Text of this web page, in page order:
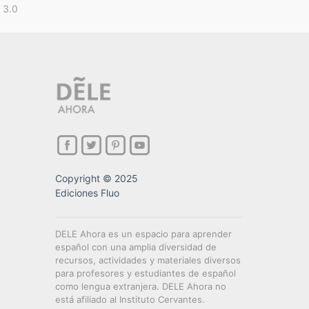
3.0
Copyright © 2025
Ediciones Fluo
DELE Ahora es un espacio para aprender
español con una amplia diversidad de
recursos, actividades y materiales diversos
para profesores y estudiantes de español
como lengua extranjera. DELE Ahora no
está afiliado al Instituto Cervantes.